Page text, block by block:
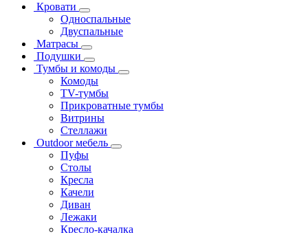
Кровати
Односпальные
Двуспальные
Матрасы
Подушки
Тумбы и комоды
Комоды
ТV-тумбы
Прикроватные тумбы
Витрины
Стеллажи
Outdoor мебель
Пуфы
Столы
Кресла
Качели
Диван
Лежаки
Кресло-качалка